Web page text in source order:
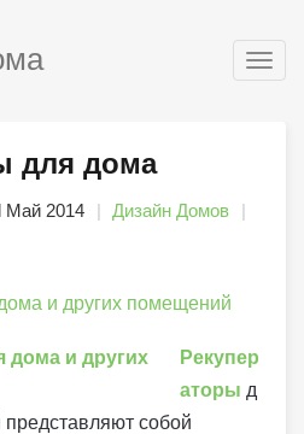
для дома
Май 2014
Дизайн Домов
Рекупер
аторы д
собой